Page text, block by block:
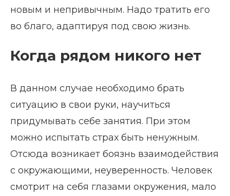
новым и непривычным. Надо тратить его
во благо, адаптируя под свою жизнь.
Когда рядом никого нет
В данном случае необходимо брать
ситуацию в свои руки, научиться
придумывать себе занятия. При этом
можно испытать страх быть ненужным.
Отсюда возникает боязнь взаимодействия
с окружающими, неуверенность. Человек
смотрит на себя глазами окружения, мало